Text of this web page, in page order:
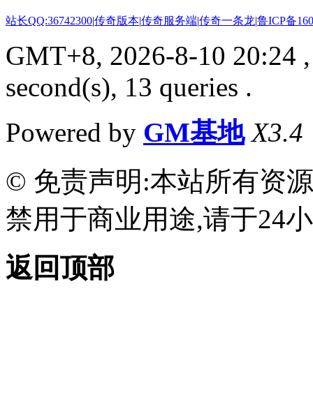
站长QQ:36742300|传奇版本|传奇服务端|传奇一条龙|鲁ICP备
GMT+8, 2026-8-10 20:24
second(s), 13 queries .
Powered by GM基地 X3.4
© 免责声明:本站所有资
禁用于商业用途,请于24
返回顶部